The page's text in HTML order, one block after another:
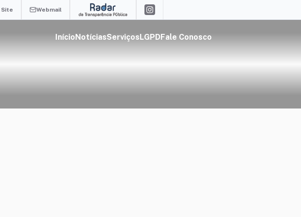
Site Webmail
Início NotíciasServiços LGPDFale Conosco